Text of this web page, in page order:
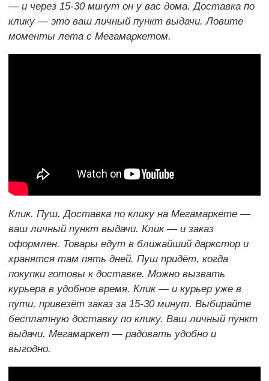
— и через 15-30 минут он у вас дома. Доставка по
клику — это ваш личный пункт выдачи. Ловите
моменты лета с Мегамаркетом.
Клик. Пуш. Доставка по клику на Мегамаркете —
ваш личный пункт выдачи. Клик — и заказ
оформлен. Товары едут в ближайший даркстор и
хранятся там пять дней. Пуш придёт, когда
покупки готовы к доставке. Можно вызвать
курьера в удобное время. Клик — и курьер уже в
пути, привезёт заказ за 15-30 минут. Выбирайте
бесплатную доставку по клику. Ваш личный пункт
выдачи. Мегамаркет — радовать удобно и
выгодно.